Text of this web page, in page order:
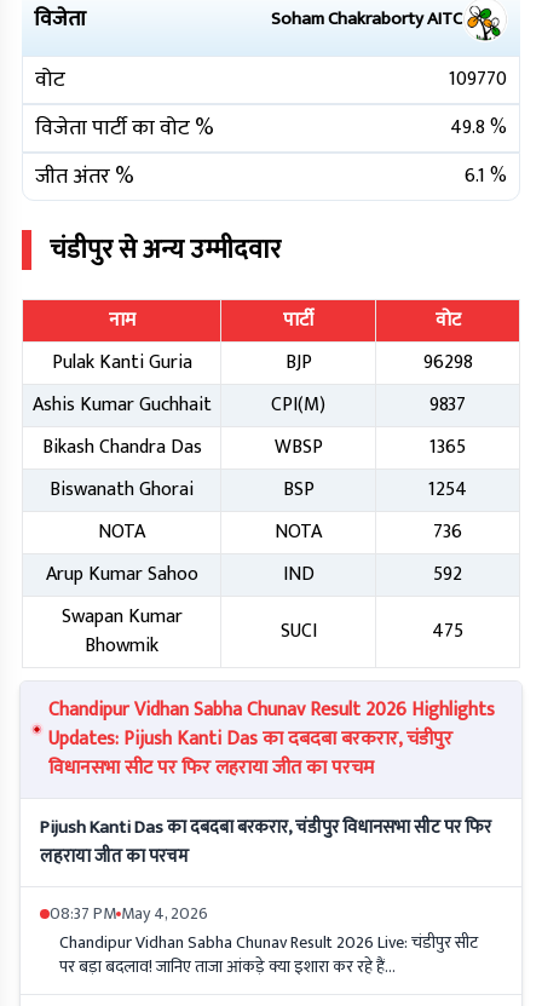
विजेता Soham ChakrabortyAITC
वोट 109770
विजेता पार्टी का वोट % 49.8%
जीत अंतर % 6.1%
चंडीपुरसे अन्य उम्मीदवार
नाम पार्टी
वोट
Pulak Kanti Guria
BJP
96298
Ashis Kumar Guchhait
CPI(M)
9837
Bikash Chandra Das
WBSP
1365
Biswanath Ghorai
BSP
1254
NOTA
NOTA
736
Arup Kumar Sahoo
IND
592
Swapan Kumar
Bhowmik
SUCI 475
Chandipur Vidhan Sabha Chunav Result 2026 Highlights
Updates: Pijush Kanti Das का दबदबा बरकरार, चंडीपुर
विधानसभा सीट पर फिर लहराया जीत का परचम
Pijush Kanti Das का दबदबा बरकरार, चंडीपुर विधानसभा सीट पर फिर
लहराया जीत का परचम
08:37 PM May 4, 2026
Chandipur Vidhan Sabha Chunav Result 2026 Live: चंडीपुर सीट
पर बड़ा बदलाव! जानिए ताजा आंकड़े क्या इशारा कर रहे हैं...